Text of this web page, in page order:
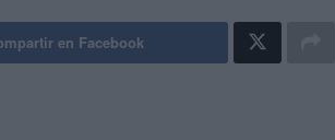
en Facebook